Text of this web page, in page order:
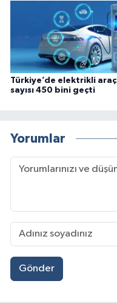
Türkiye’de elektrikli araç
sayısı 450 bini geçti
Yorumlar
Gönder